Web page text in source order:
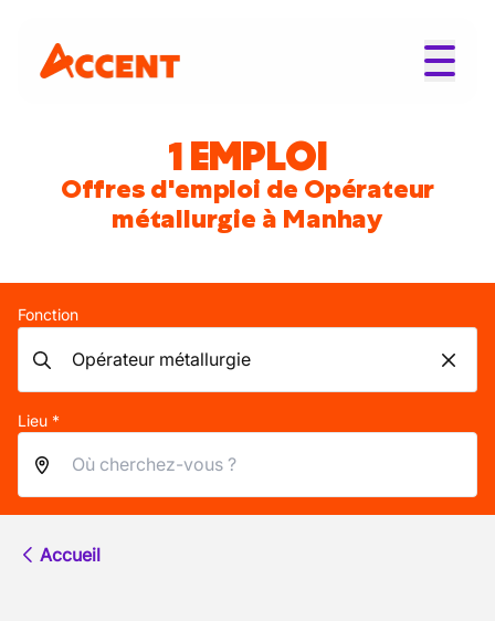
1 EMPLOI
Offres d'emploi de Opérateur
métallurgie à Manhay
Fonction
Lieu *
Accueil